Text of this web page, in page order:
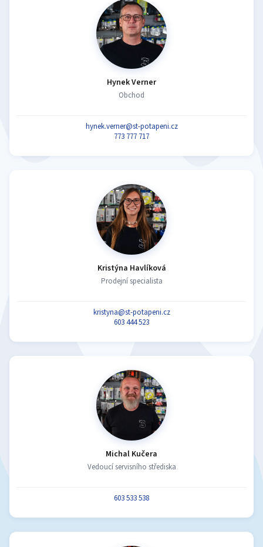
Hynek Verner
Obchod
hynek.verner@st-potapeni.cz
773 777 717
Kristýna Havlíková
Prodejní specialista
kristyna@st-potapeni.cz
603 444 523
Michal Kučera
Vedoucí servisního střediska
603 533 538